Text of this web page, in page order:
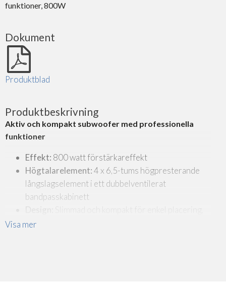
funktioner, 800W
Dokument
Produktblad
Produktbeskrivning
Aktiv och kompakt subwoofer med professionella
funktioner
Effekt: 800 watt förstärkareffekt
Högtalarelement:4 x 6,5-tums högpresterande
långslagselement i ett dubbelventilerat
bandpasskabinett
Design:
exempelvis dolt i möbler eller inredning
Visa mer